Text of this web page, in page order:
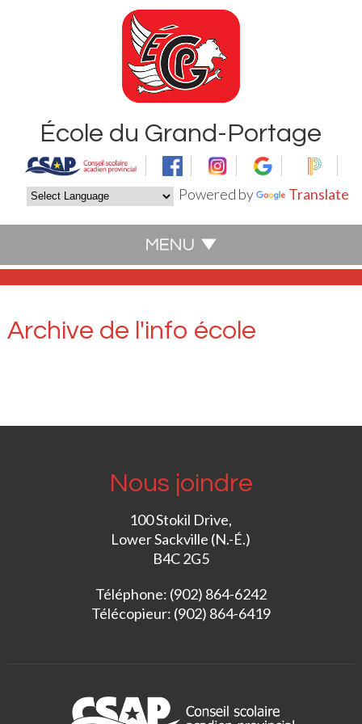
Powered by Translate
École du Grand-Portage
Archive de l'info école
Nous joindre
100 Stokil Drive,
Lower Sackville (N.-É.)
B4C 2G5
Téléphone: (902) 864-6242
Télécopieur: (902) 864-6419